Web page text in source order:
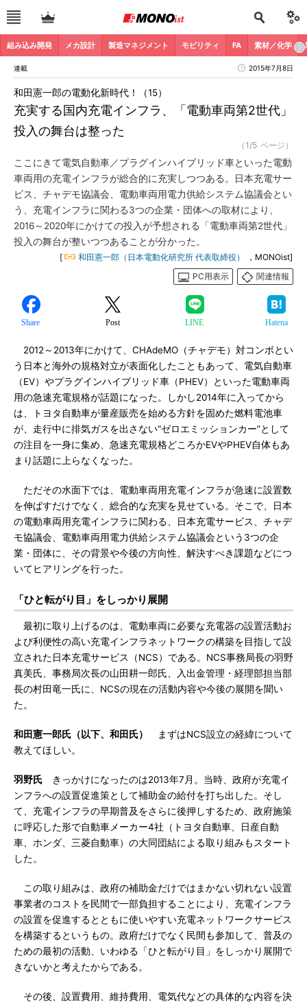
組み込み開発 メカ設計 製造マネジメント モビリティ FA 素材／化学
連載 2015年7月8日
充実する国内充電インフラ、「電動車両第2世代」
投入の舞台は整った
和田憲一郎の電動化新時代！（15）
（1/5 ページ）
ここにきて電気自動車／プラグインハイブリッド車といった電動
車両用の充電インフラが総合的に充実しつつある。日本充電サー
ビス、チャデモ協議会、電動車両用電力供給システム協議会とい
う、充電インフラに関わる3つの企業・団体への取材により、
2016～2020年にかけての投入が予想される「電動車両第2世代」
投入の舞台が整いつつあることが分かった。
[ 和田憲一郎（日本電動化研究所 代表取締役）
，MONOist]
PC用表示
関連情報
Share Post LINE Hatena
2012～2013年にかけて、CHAdeMO（チャデモ）対コンボとい
う日本と海外の規格対立が表面化したこともあって、電気自動車
（EV）やプラグインハイブリッド車（PHEV）といった電動車両
用の急速充電規格が話題になった。しかし2014年に入ってから
は、トヨタ自動車が量産販売を始める方針を固めた燃料電池車
が、走行中に排気ガスを出さない“ゼロエミッションカー”として
の注目を一身に集め、急速充電規格どころかEVやPHEV自体もあ
まり話題に上らなくなった。
ただその水面下では、電動車両用充電インフラが急速に設置数
を伸ばすだけでなく、総合的な充実を見せている。そこで、日本
の電動車両用充電インフラに関わる、日本充電サービス、チャデ
モ協議会、電動車両用電力供給システム協議会という3つの企
業・団体に、その背景や今後の方向性、解決すべき課題などにつ
いてヒアリングを行った。
「ひと転がり目」をしっかり展開
最初に取り上げるのは、電動車両に必要な充電器の設置活動お
よび利便性の高い充電インフラネットワークの構築を目指して設
立された日本充電サービス（NCS）である。NCS事務局長の羽野
真美氏、事務局次長の山田耕一郎氏、入出金管理・経理部担当部
長の村田竜一氏に、NCSの現在の活動内容や今後の展開を聞い
た。
和田憲一郎氏（以下、和田氏）
まずはNCS設立の経緯について
教えてほしい。
羽野氏 きっかけになったのは2013年7月。当時、政府が充電イ
ンフラへの設置促進策として補助金の給付を打ち出した。そし
て、充電インフラの早期普及をさらに後押しするため、政府施策
に呼応した形で自動車メーカー4社（トヨタ自動車、日産自動
車、ホンダ、三菱自動車）の大同団結による取り組みもスタート
した。
この取り組みは、政府の補助金だけではまかない切れない設置
事業者のコストを民間で一部負担することにより、充電インフラ
の設置を促進するとともに使いやすい充電ネットワークサービス
を構築するというもの。政府だけでなく民間も参加して、普及の
ための最初の活動、いわゆる「ひと転がり目」をしっかり展開で
きないかと考えたからである。
その後、設置費用、維持費用、電気代などの具体的な内容を決